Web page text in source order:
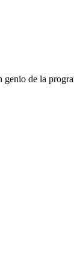
genio de la